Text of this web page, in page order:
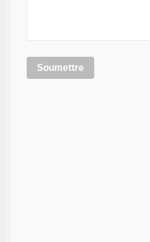
Soumettre